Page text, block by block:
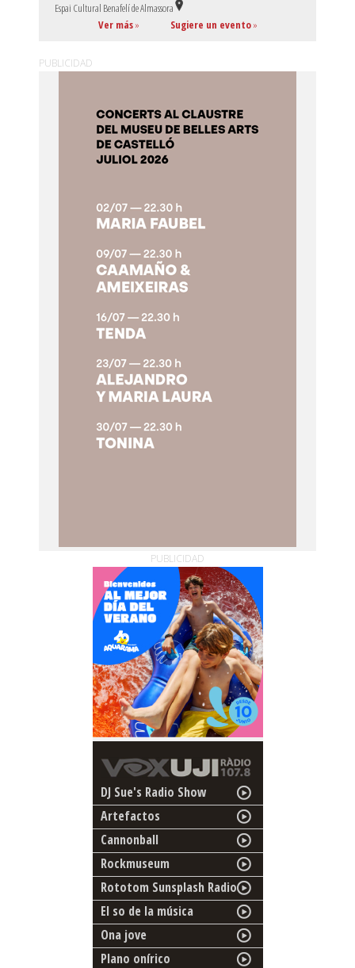
Espai Cultural Benafelí de Almassora
Ver más» Sugiere un evento»
PUBLICIDAD
PUBLICIDAD
DJ Sue's Radio Show
Artefactos
Cannonball
Rockmuseum
Rototom Sunsplash Radio
El so de la música
Ona jove
Plano onírico